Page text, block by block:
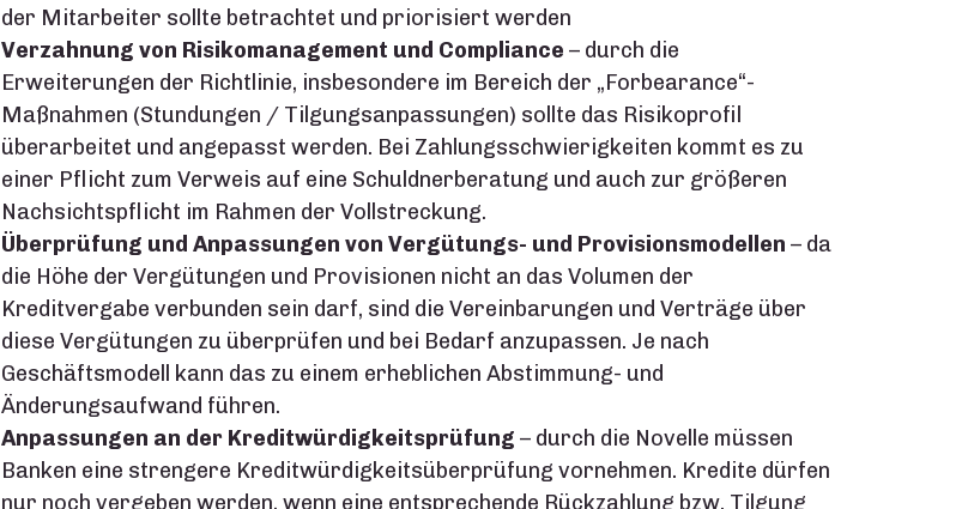
der Mitarbeiter sollte betrachtet und priorisiert werden
Verzahnung von Risikomanagement und Compliance – durch die
Erweiterungen der Richtlinie, insbesondere im Bereich der „Forbearance“-
Maßnahmen (Stundungen / Tilgungsanpassungen) sollte das Risikoprofil
überarbeitet und angepasst werden. Bei Zahlungsschwierigkeiten kommt es zu
einer Pflicht zum Verweis auf eine Schuldnerberatung und auch zur größeren
Nachsichtspflicht im Rahmen der Vollstreckung.
Überprüfung und Anpassungen von Vergütungs- und Provisionsmodellen – da
die Höhe der Vergütungen und Provisionen nicht an das Volumen der
Kreditvergabe verbunden sein darf, sind die Vereinbarungen und Verträge über
diese Vergütungen zu überprüfen und bei Bedarf anzupassen. Je nach
Geschäftsmodell kann das zu einem erheblichen Abstimmung- und
Änderungsaufwand führen.
Anpassungen an der Kreditwürdigkeitsprüfung – durch die Novelle müssen
Banken eine strengere Kreditwürdigkeitsüberprüfung vornehmen. Kredite dürfen
nur noch vergeben werden, wenn eine entsprechende Rückzahlung bzw. Tilgung